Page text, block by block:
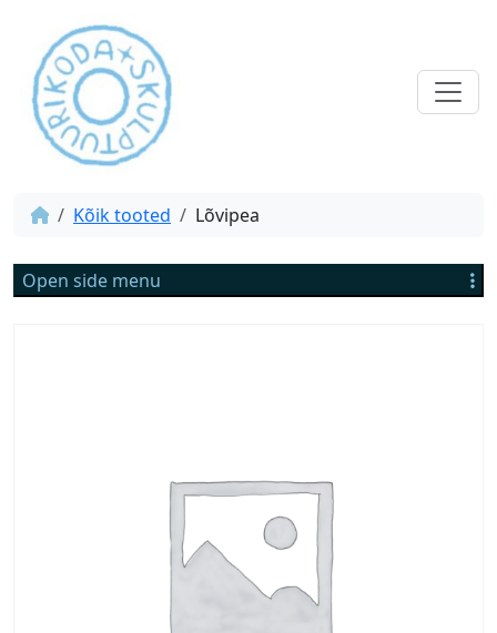
Kõik tooted Lõvipea
Open side menu